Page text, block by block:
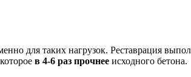
для таких нагрузок. Реставрация
в 4-6 раз прочнее исходного бетона.